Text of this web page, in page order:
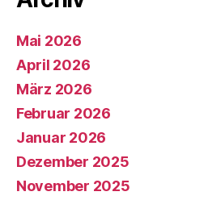
Mai 2026
April 2026
März 2026
Februar 2026
Januar 2026
Dezember 2025
November 2025